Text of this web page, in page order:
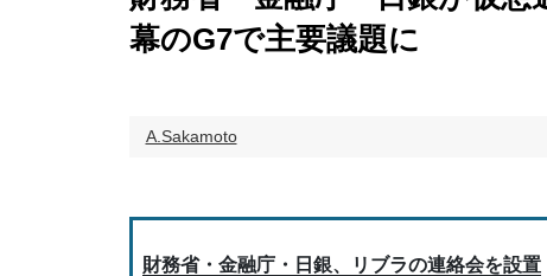
幕のG7で主要議題に
A.Sakamoto
財務省・金融庁・日銀、リブラの連絡会を設置